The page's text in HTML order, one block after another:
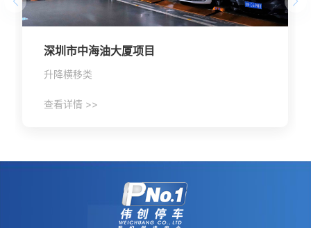
深圳市中海油大厦项目
升降横移类
查看详情 >>